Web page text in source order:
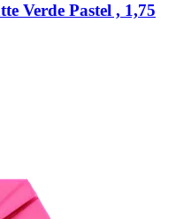
Verde Pastel , 1,75